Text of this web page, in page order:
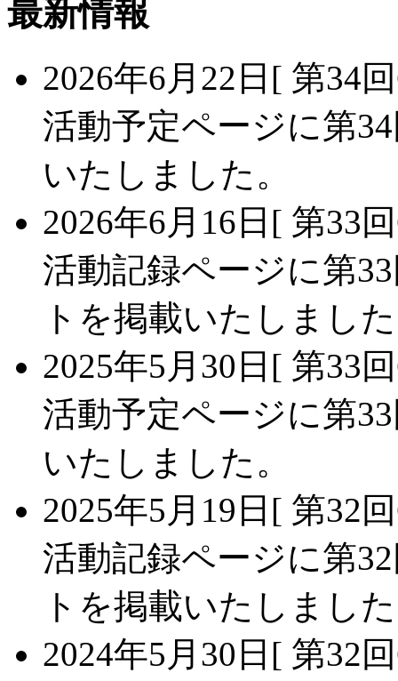
最新情報
2026年6月22日 [ 第34
活動予定ページに第
いたしました。
2026年6月16日 [ 第33
活動記録ページに第
トを掲載いたしまし
2025年5月30日 [ 第33
活動予定ページに第
いたしました。
2025年5月19日 [ 第32
活動記録ページに第
トを掲載いたしまし
2024年5月30日 [ 第32